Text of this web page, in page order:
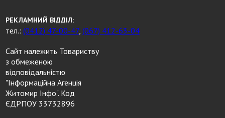
РЕКЛАМНИЙ ВІДДІЛ:
тел.:(0412) 47-00-47,(067) 412-63-04
Сайт належить Товариству
з обмеженою
відповідальністю
"Інформаційна Агенція
Житомир Інфо". Код
ЄДРПОУ 33732896